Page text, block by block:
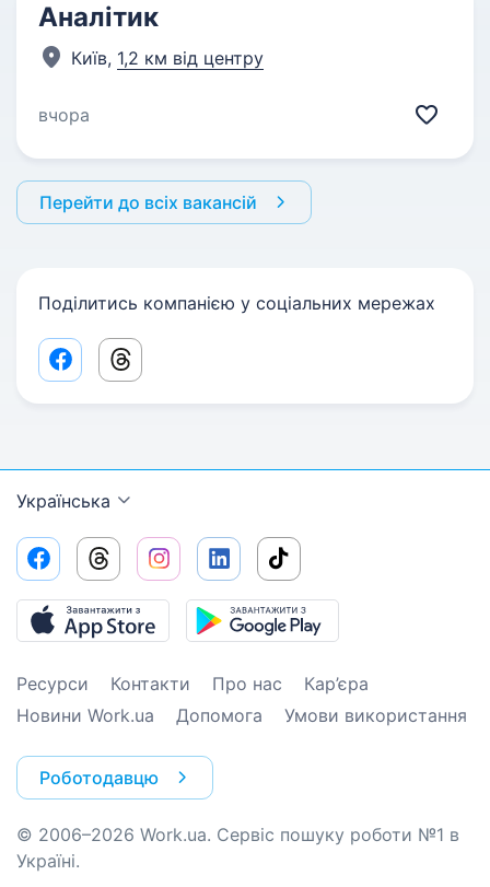
Аналітик
Київ, 1,2 км від центру
вчора
Перейти до всіх вакансій
Поділитись компанією у соціальних мережах
Facebook share link
Threads share link
Українська
Ресурси Контакти Про нас
Кар’єра
Новини Work.ua
Допомога Умови використання
Роботодавцю
© 2006–2026 Work.ua. Сервіс пошуку роботи №1 в
Україні.